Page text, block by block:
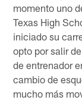
momento uno
Texas High
iniciado su
opto por salir
de entrenador
cambio de
mucho más